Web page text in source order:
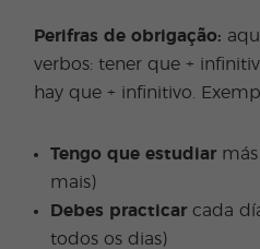
Perifras de obrigação:
verbos: tener que +
hay que + infinitivo.
Tengo que estudiar
mais)
Debes practicar cada
todos os dias)